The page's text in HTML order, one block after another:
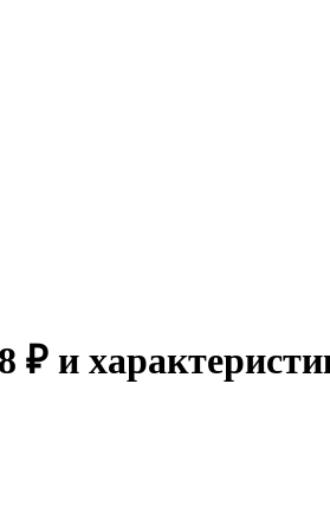
₽ и